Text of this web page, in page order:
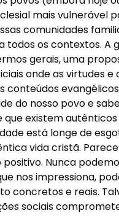
mais vulnerável
comunidades
os contextos. A
gerais, uma
onde as virtudes e
conteúdos
do nosso povo e
existem
está longe de
vida cristã.
Nunca
nos impressiona,
concretos e reais.
sociais